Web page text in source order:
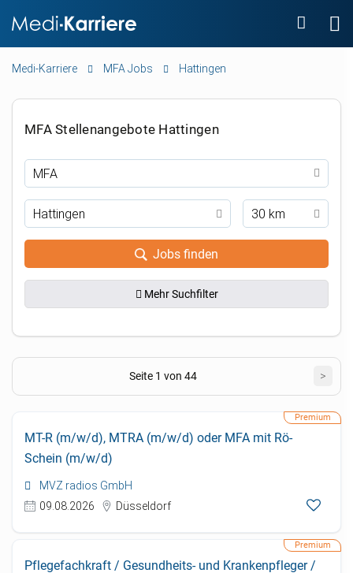
Medi-Karriere MFA Jobs Hattingen
MFA Stellenangebote Hattingen
30 km
Jobs finden
Mehr Suchfilter
Seite 1 von 44 >
MT-R (m/w/d), MTRA (m/w/d) oder MFA mit Rö-
Schein (m/w/d)
MVZ radios GmbH
09.08.2026
Düsseldorf
Pflegefachkraft / Gesundheits- und Krankenpfleger /